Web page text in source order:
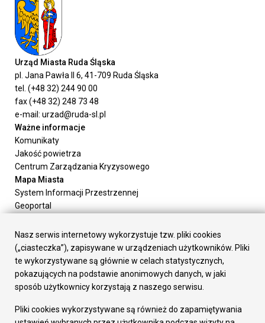
Urząd Miasta Ruda Śląska
pl. Jana Pawła II 6, 41-709 Ruda Śląska
tel. (+48 32) 244 90 00
fax (+48 32) 248 73 48
e-mail: urzad@ruda-sl.pl
Ważne informacje
Komunikaty
Jakość powietrza
Centrum Zarządzania Kryzysowego
Mapa Miasta
System Informacji Przestrzennej
Geoportal
Załatw sprawę
Prezydent Miasta
Rada Miasta
Wydziały
Elektroniczna Skrzynka Podawcza
Gospodarka
Nasz serwis internetowy wykorzystuje tzw. pliki cookies
(„ciasteczka”), zapisywane w urządzeniach użytkowników. Pliki
te wykorzystywane są głównie w celach statystycznych,
pokazujących na podstawie anonimowych danych, w jaki
sposób użytkownicy korzystają z naszego serwisu.
Pliki cookies wykorzystywane są również do zapamiętywania